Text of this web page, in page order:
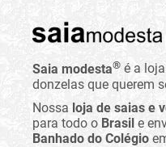
Saia modesta® é a
donzelas que querem
Nossa loja de saias e
para todo o Brasil e
Banhado do Colégio